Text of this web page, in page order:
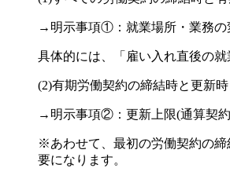
→明示事項①：就業場所・業務の
具体的には、「雇い入れ直後の
(2)有期労働契約の締結時と更新時
→明示事項②：更新上限(通算契
※あわせて、最初の労働契約の締
要になります。